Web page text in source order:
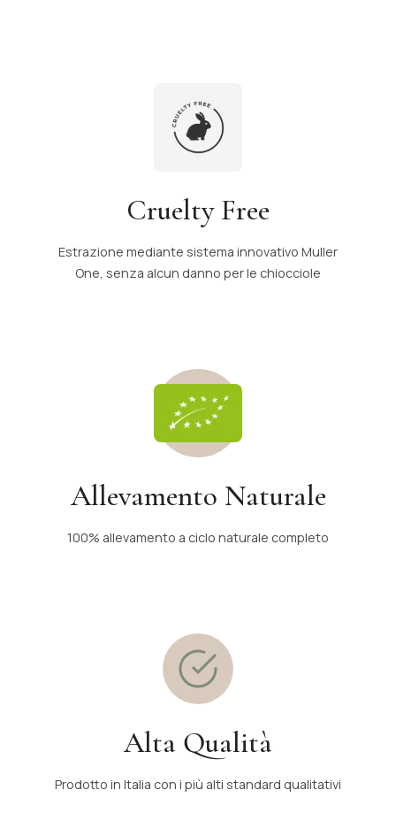
Cruelty Free
Estrazione mediante sistema innovativo Muller
One, senza alcun danno per le chiocciole
Allevamento Naturale
100% allevamento a ciclo naturale completo
Alta Qualità
Prodotto in Italia con i più alti standard qualitativi